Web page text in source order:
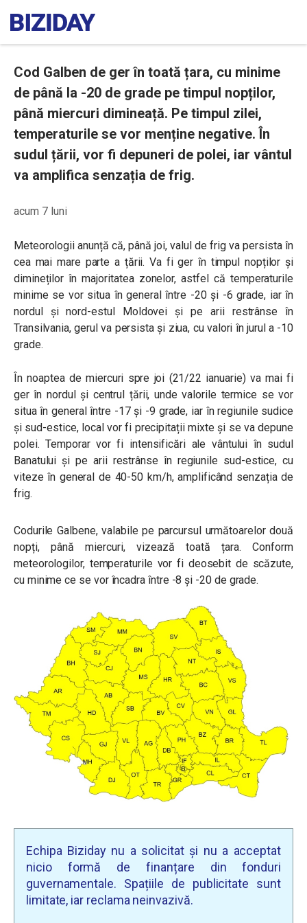
Cod Galben de ger în toată țara, cu minime
de până la -20 de grade pe timpul nopților,
până miercuri dimineață. Pe timpul zilei,
temperaturile se vor menține negative. În
sudul țării, vor fi depuneri de polei, iar vântul
va amplifica senzația de frig.
acum 7 luni
Meteorologii anunță că, până joi, valul de frig va persista în
cea mai mare parte a țării. Va fi ger în timpul nopților și
dimineților în majoritatea zonelor, astfel că temperaturile
minime se vor situa în general între -20 și -6 grade, iar în
nordul și nord-estul Moldovei și pe arii restrânse în
Transilvania, gerul va persista și ziua, cu valori în jurul a -10
grade.
În noaptea de miercuri spre joi (21/22 ianuarie) va mai fi
ger în nordul și centrul țării, unde valorile termice se vor
situa în general între -17 și -9 grade, iar în regiunile sudice
și sud-estice, local vor fi precipitații mixte și se va depune
polei. Temporar vor fi intensificări ale vântului în sudul
Banatului și pe arii restrânse în regiunile sud-estice, cu
viteze în general de 40-50 km/h, amplificând senzația de
frig.
Codurile Galbene, valabile pe parcursul următoarelor două
nopți, până miercuri, vizează toată țara. Conform
meteorologilor, temperaturile vor fi deosebit de scăzute,
cu minime ce se vor încadra între -8 și -20 de grade.
Echipa Biziday nu a solicitat și nu a acceptat
nicio formă de finanțare din fonduri
guvernamentale. Spațiile de publicitate sunt
limitate, iar reclama neinvazivă.